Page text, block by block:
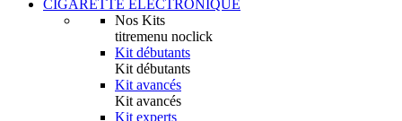
CIGARETTE ELECTRONIQUE
Nos Kits
titremenu noclick
Kit débutants
Kit débutants
Kit avancés
Kit avancés
Kit experts